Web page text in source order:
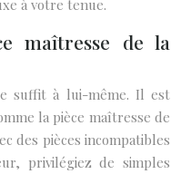
à votre tenue.
maîtresse de la
suffit à lui-même. Il est
la pièce maîtresse de
des pièces incompatibles
privilégiez de simples